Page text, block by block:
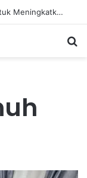
Keterampilan Konsultan Bisnis Online untuk Meningkatkan Pendapatan Berdasarkan Pengalaman Praktis